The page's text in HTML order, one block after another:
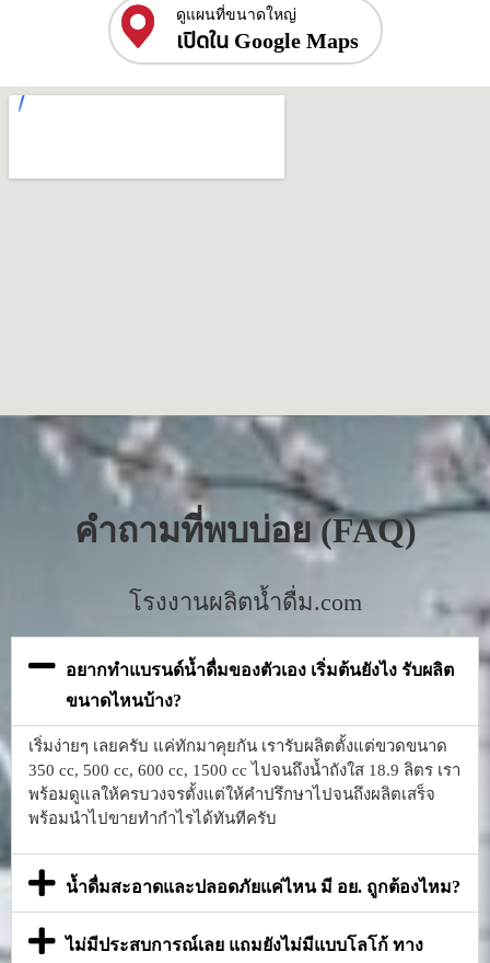
ดูแผนที่ขนาดใหญ่
เปิดใน Google Maps
คำถามที่พบบ่อย (FAQ)
โรงงานผลิตน้ำดื่ม.com
อยากทำแบรนด์น้ำดื่มของตัวเอง เริ่มต้นยังไง รับผลิต
ขนาดไหนบ้าง?
เริ่มง่ายๆ เลยครับ แค่ทักมาคุยกัน เรารับผลิตตั้งแต่ขวดขนาด
350 cc, 500 cc, 600 cc, 1500 cc ไปจนถึงน้ำถังใส 18.9 ลิตร เรา
พร้อมดูแลให้ครบวงจรตั้งแต่ให้คำปรึกษาไปจนถึงผลิตเสร็จ
พร้อมนำไปขายทำกำไรได้ทันทีครับ
น้ำดื่มสะอาดและปลอดภัยแค่ไหน มี อย. ถูกต้องไหม?
ไม่มีประสบการณ์เลย แถมยังไม่มีแบบโลโก้ ทาง